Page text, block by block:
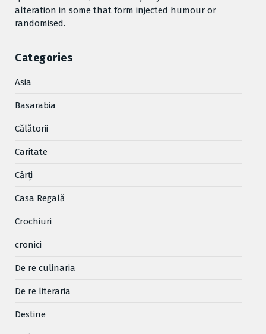
alteration in some that form injected humour or
randomised.
Categories
Asia
Basarabia
Cǎlǎtorii
Caritate
Cărţi
Casa Regală
Crochiuri
cronici
De re culinaria
De re literaria
Destine